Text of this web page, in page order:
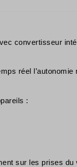
convertisseur
réel l’autonomie
:
sur les prises du